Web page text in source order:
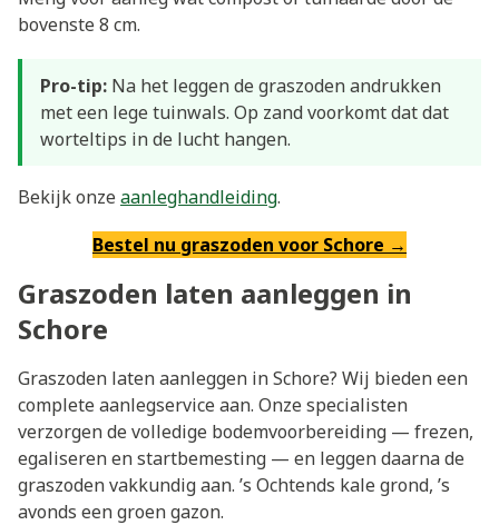
bovenste 8 cm.
Pro-tip: Na het leggen de graszoden andrukken
met een lege tuinwals. Op zand voorkomt dat dat
worteltips in de lucht hangen.
Bekijk onzeaanleghandleiding.
Bestel nu graszoden voor Schore →
Graszoden laten aanleggen in
Schore
Graszoden laten aanleggen in Schore? Wij bieden een
complete aanlegservice aan. Onze specialisten
verzorgen de volledige bodemvoorbereiding — frezen,
egaliseren en startbemesting — en leggen daarna de
graszoden vakkundig aan. ’s Ochtends kale grond, ’s
avonds een groen gazon.